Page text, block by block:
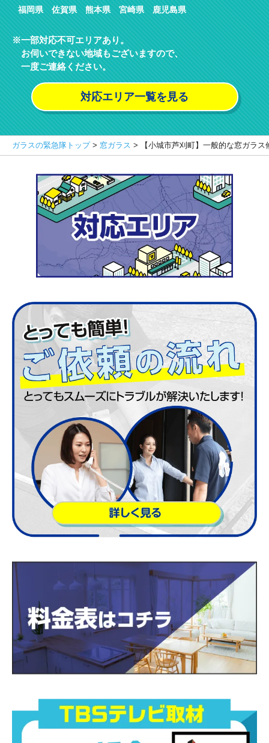
福岡県 佐賀県 熊本県 宮崎県 鹿児島県
一部対応不可エリアあり。
お伺いできない地域もございますので、
一度ご連絡ください。
対応エリア一覧を見る
ガラスの緊急隊トップ> 窓ガラス > 【小城市芦刈町】一般的な窓ガラス